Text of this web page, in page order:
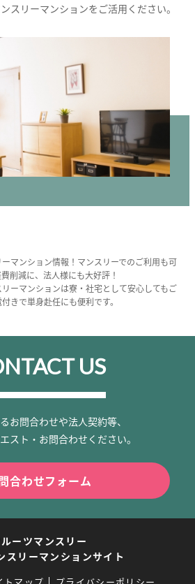
スリーマンションをご活用ください。
マンション情報！マンスリーでのご利用も可
削減に、法人様にも大好評！
ーマンションは寮・社宅として安心してもご
きで単身赴任にも便利です。
US
お問合わせや法人契約等、
スト・お問合わせください。
合わせフォーム
ーツマンスリー
スリーマンションサイト
トマップ プライバシーポリシー